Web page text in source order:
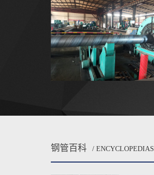
钢管百科 / ENCYCLOPEDIAS